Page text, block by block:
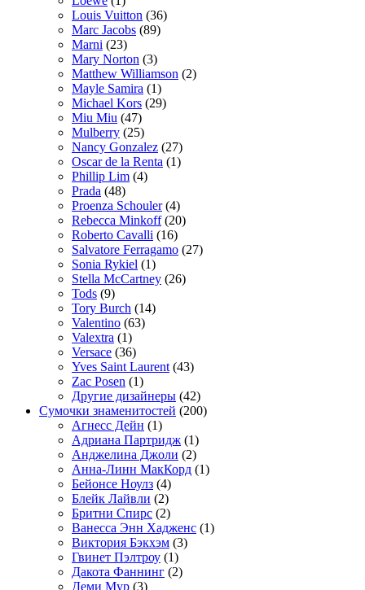
Louis Vuitton (36)
Marc Jacobs (89)
Marni (23)
Mary Norton (3)
Matthew Williamson (2)
Mayle Samira (1)
Michael Kors (29)
Miu Miu (47)
Mulberry (25)
Nancy Gonzalez (27)
Oscar de la Renta (1)
Phillip Lim (4)
Prada (48)
Proenza Schouler(4)
Rebecca Minkoff(20)
Roberto Cavalli (16)
Salvatore Ferragamo (27)
Sonia Rykiel (1)
Stella McCartney (26)
Tods (9)
Tory Burch (14)
Valentino (63)
Valextra (1)
Versace (36)
Yves Saint Laurent (43)
Zac Posen (1)
Другие дизайнеры (42)
Сумочки знаменитостей (200)
Агнесс Дейн (1)
Адриана Партридж (1)
Анджелина Джоли (2)
Анна-Линн МакКорд (1)
Бейонсе Ноулз (4)
Блейк Лайвли (2)
Бритни Спирс (2)
Ванесса Энн Хадженс (1)
Виктория Бэкхэм (3)
Гвинет Пэлтроу (1)
Дакота Фаннинг (2)
Деми Мур (3)